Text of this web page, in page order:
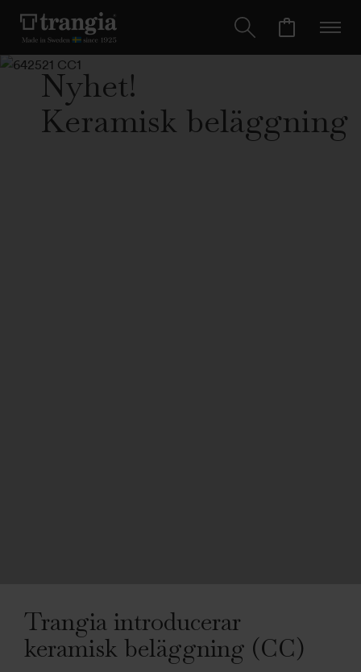
Nyhet!
Keramisk beläggning
Trangia introducerar
keramisk beläggning (CC)